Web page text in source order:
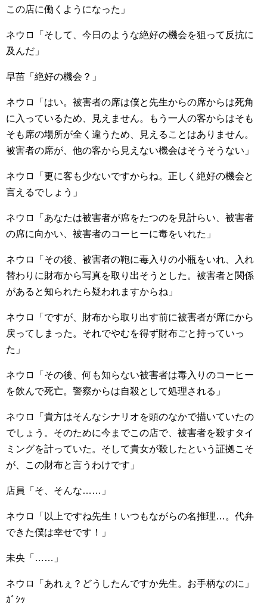
この店に働くようになった」
ネウロ「そして、今日のような絶好の機会を狙って反抗に
及んだ」
早苗「絶好の機会？」
ネウロ「はい。被害者の席は僕と先生からの席からは死角
に入っているため、見えません。もう一人の客からはそも
そも席の場所が全く違うため、見えることはありません。
被害者の席が、他の客から見えない機会はそうそうない」
ネウロ「更に客も少ないですからね。正しく絶好の機会と
言えるでしょう」
ネウロ「あなたは被害者が席をたつのを見計らい、被害者
の席に向かい、被害者のコーヒーに毒をいれた」
ネウロ「その後、被害者の鞄に毒入りの小瓶をいれ、入れ
替わりに財布から写真を取り出そうとした。被害者と関係
があると知られたら疑われますからね」
ネウロ「ですが、財布から取り出す前に被害者が席にから
戻ってしまった。それでやむを得ず財布ごと持っていっ
た」
ネウロ「その後、何も知らない被害者は毒入りのコーヒー
を飲んで死亡。警察からは自殺として処理される」
ネウロ「貴方はそんなシナリオを頭のなかで描いていたの
でしょう。そのために今までこの店で、被害者を殺すタイ
ミングを計っていた。そして貴女が殺したという証拠こそ
が、この財布と言うわけです」
店員「そ、そんな……」
ネウロ「以上ですね先生！いつもながらの名推理…。代弁
できた僕は幸せです！」
未央「……」
ネウロ「あれぇ？どうしたんですか先生。お手柄なのに」
ｶﾞｼｯ